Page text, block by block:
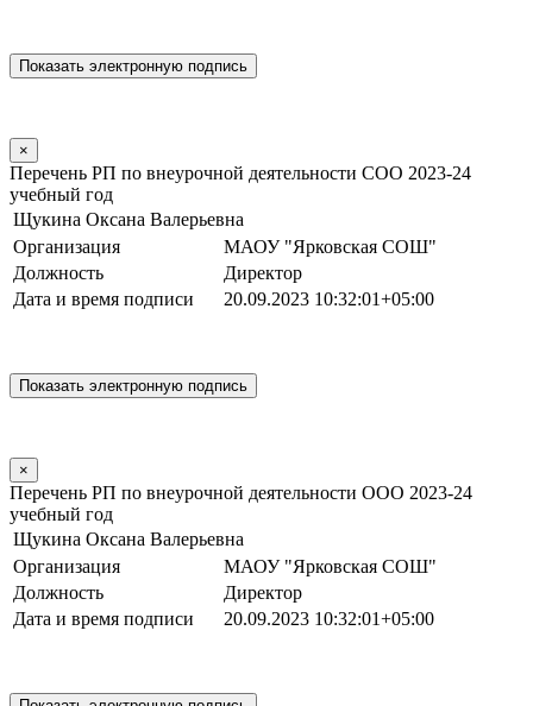
×
Перечень РП по внеурочной деятельности СОО 2023-24
учебный год
Щукина Оксана Валерьевна
Организация
МАОУ "Ярковская СОШ"
Должность
Директор
Дата и время подписи
20.09.2023 10:32:01+05:00
×
Перечень РП по внеурочной деятельности ООО 2023-24
учебный год
Щукина Оксана Валерьевна
Организация
МАОУ "Ярковская СОШ"
Должность
Директор
Дата и время подписи
20.09.2023 10:32:01+05:00